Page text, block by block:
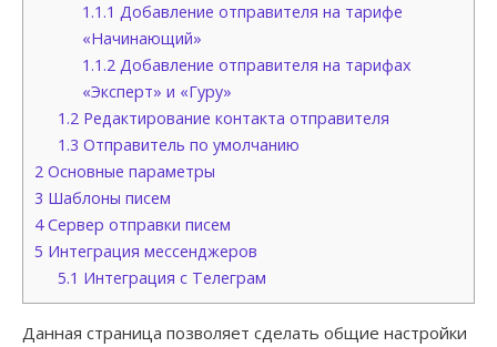
1.1.1 Добавление отправителя на тарифе
«Начинающий»
1.1.2Добавление отправителя на тарифах
«Эксперт» и «Гуру»
1.2 Редактирование контакта отправителя
1.3 Отправитель по умолчанию
2 Основные параметры
3 Шаблоны писем
4Сервер отправки писем
5 Интеграция мессенджеров
5.1 Интеграция с Телеграм
Данная страница позволяет сделать общие настройки